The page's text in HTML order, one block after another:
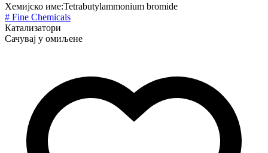
Хемијско име:Tetrabutylammonium bromide
# Fine Chemicals
Катализатори
Сачувај у омиљене